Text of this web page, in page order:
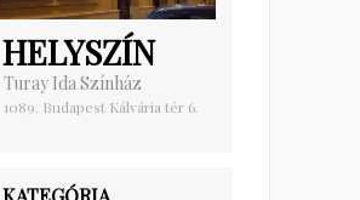
HELYSZÍN
Turay Ida Színház
1089. Budapest Kálvária tér 6.